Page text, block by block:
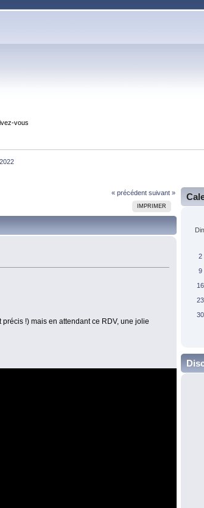
vous
« précédent suivant »
IMPRIMER
!) mais en attendant ce RDV, une jolie
2
9
16
23
30